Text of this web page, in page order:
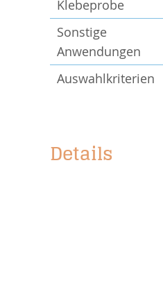
Klebeprobe
Sonstige
Anwendungen
Auswahlkriterien
Details